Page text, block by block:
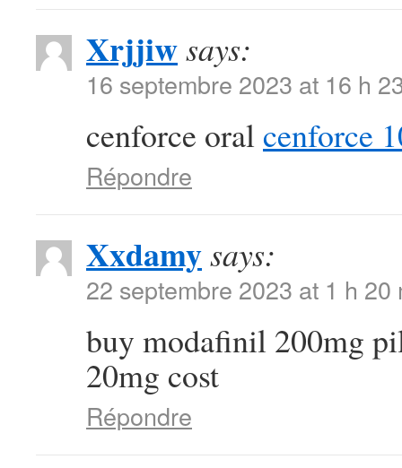
Xrjjiwsays:
16 septembre 2023 at 16 h
cenforce oral cenforce
Répondre
Xxdamysays:
22 septembre 2023 at 1 h 20
buy modafinil 200mg
20mg cost
Répondre